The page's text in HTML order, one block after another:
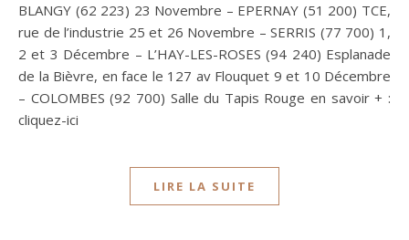
BLANGY (62 223) 23 Novembre – EPERNAY (51 200) TCE,
rue de l’industrie 25 et 26 Novembre – SERRIS (77 700) 1,
2 et 3 Décembre – L’HAY-LES-ROSES (94 240) Esplanade
de la Bièvre, en face le 127 av Flouquet 9 et 10 Décembre
– COLOMBES (92 700) Salle du Tapis Rouge en savoir + :
cliquez-ici
LIRE LA SUITE